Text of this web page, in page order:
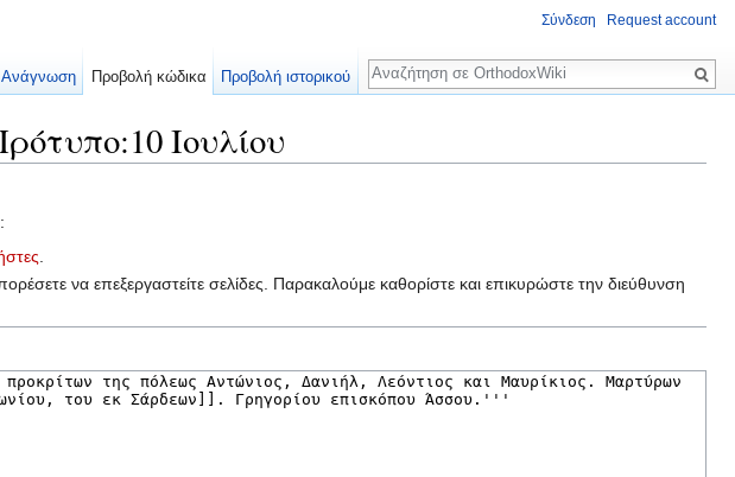
Ιουλίου
να επεξεργαστείτε σελίδες. Παρακαλούμε καθορίστε και επικυρώστε την διεύθυνση
Σύνδεση Request account
Ανάγνωση Προβολή κώδικα Προβολή ιστορικού
Αναζήτηση